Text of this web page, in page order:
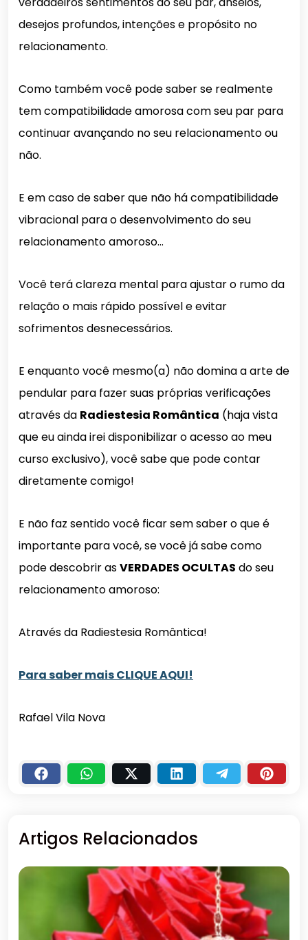
desejos profundos, intenções e propósito no
relacionamento.
Como também você pode saber se realmente
tem compatibilidade amorosa com seu par para
continuar avançando no seu relacionamento ou
não.
E em caso de saber que não há compatibilidade
vibracional para o desenvolvimento do seu
relacionamento amoroso…
Você terá clareza mental para ajustar o rumo da
relação o mais rápido possível e evitar
sofrimentos desnecessários.
E enquanto você mesmo(a) não domina a arte de
pendular para fazer suas próprias verificações
através da Radiestesia Romântica (haja vista
que eu ainda irei disponibilizar o acesso ao meu
curso exclusivo), você sabe que pode contar
diretamente comigo!
E não faz sentido você ficar sem saber o que é
importante para você, se você já sabe como
pode descobrir asVERDADES OCULTAS do seu
relacionamento amoroso:
Através da Radiestesia Romântica!
Para saber mais CLIQUE AQUI!
Rafael Vila Nova
Artigos Relacionados